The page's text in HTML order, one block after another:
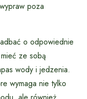
poza
o odpowiednie
ze sobą
wody i jedzenia.
wymaga nie tylko